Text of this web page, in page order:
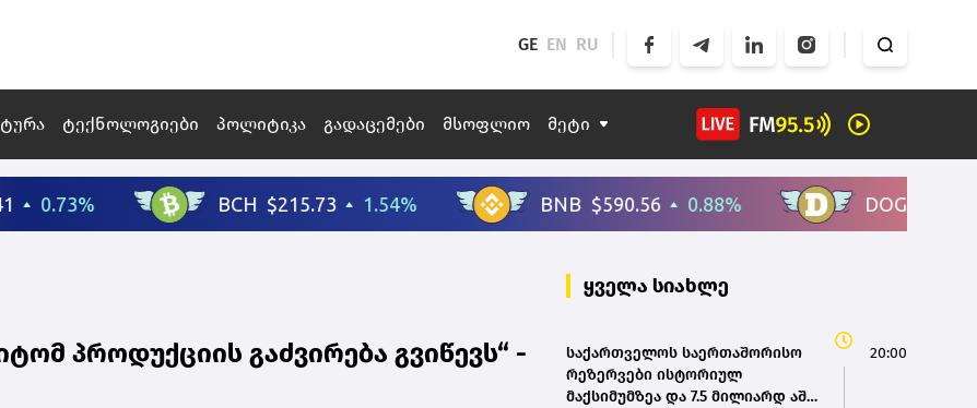
GE EN RU
ტექნოლოგიები პოლიტიკა გადაცემები მსოფლიო მეტი
პროდუქციის გაძვირება გვიწევს“ -
ყველა სიახლე
საქართველოს საერთაშორისო
რეზერვები ისტორიულ
მაქსიმუმზეა და 7.5 მილიარდ აშშ
20:00